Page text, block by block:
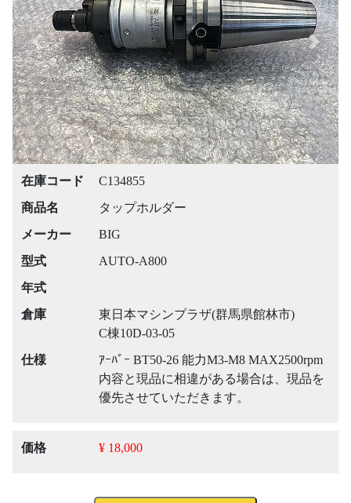
Previous Next
在庫コード
C134855
商品名
タップホルダー
メーカー
BIG
型式
AUTO-A800
年式
倉庫
東日本マシンプラザ(群馬県館林市)
C棟10D-03-05
仕様
ｱｰﾊﾞｰ BT50-26 能力M3-M8 MAX2500rpm
内容と現品に相違がある場合は、現品を
優先させていただきます。
価格 ¥ 18,000